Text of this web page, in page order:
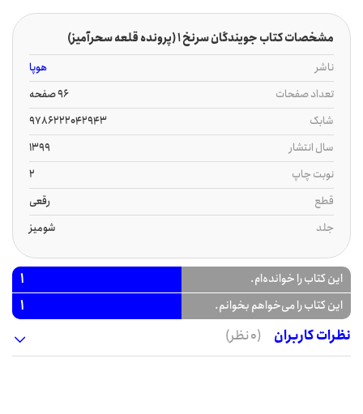
مشخصات کتاب جویندگان سرنخ 1 (پرونده قلعه سحرآمیز)
ناشر
هوپا
تعداد صفحات
96 صفحه
شابک
9786222042943
سال انتشار
1399
نوبت چاپ
2
قطع
رقعی
جلد
شومیز
این کتاب را خوانده‌ام. 1
این کتاب را می‌خواهم بخوانم.
1
نظرات کاربران
(0 نظر)